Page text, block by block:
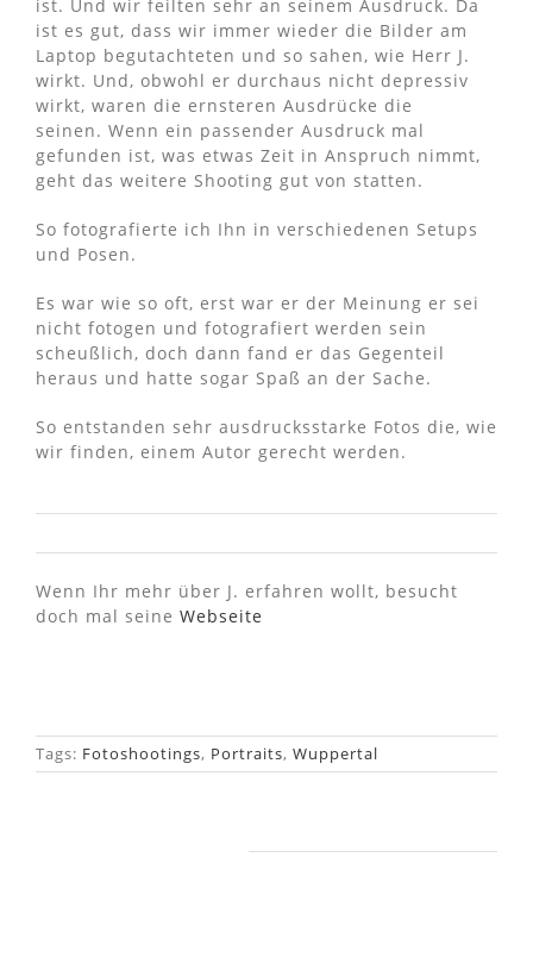
ist. Und wir feilten sehr an seinem Ausdruck. Da
ist es gut, dass wir immer wieder die Bilder am
Laptop begutachteten und so sahen, wie Herr J.
wirkt. Und, obwohl er durchaus nicht depressiv
wirkt, waren die ernsteren Ausdrücke die
seinen. Wenn ein passender Ausdruck mal
gefunden ist, was etwas Zeit in Anspruch nimmt,
geht das weitere Shooting gut von statten.
So fotografierte ich Ihn in verschiedenen Setups
und Posen.
Es war wie so oft, erst war er der Meinung er sei
nicht fotogen und fotografiert werden sein
scheußlich, doch dann fand er das Gegenteil
heraus und hatte sogar Spaß an der Sache.
So entstanden sehr ausdrucksstarke Fotos die, wie
wir finden, einem Autor gerecht werden.
Wenn Ihr mehr über J. erfahren wollt, besucht
doch mal seine Webseite
Tags: Fotoshootings, Portraits, Wuppertal